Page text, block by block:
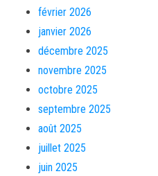
février 2026
janvier 2026
décembre 2025
novembre 2025
octobre 2025
septembre 2025
août 2025
juillet 2025
juin 2025